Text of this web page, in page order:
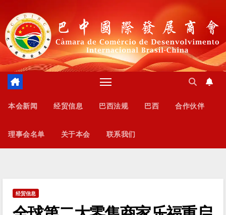
内
本会新闻 经贸信息 巴西法规 巴西 合作伙伴
理事会名单 关于本会 联系我们
经贸信息